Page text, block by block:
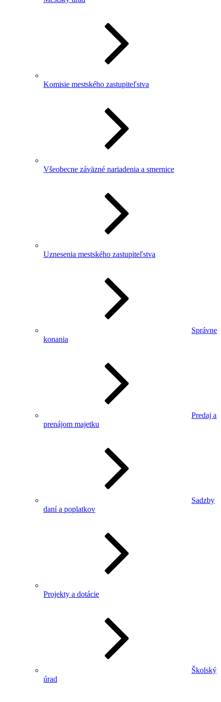
Komisie mestského zastupiteľstva
Všeobecne záväzné nariadenia a smernice
Uznesenia mestského zastupiteľstva
Správne
konania
Predaj a
prenájom majetku
Sadzby
daní a poplatkov
Projekty a dotácie
Školský
úrad